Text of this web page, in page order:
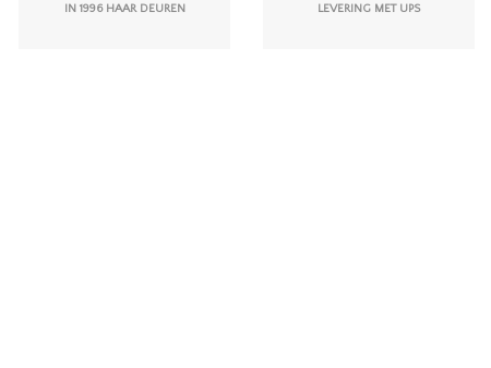
IN 1996 HAAR DEUREN
LEVERING MET UPS